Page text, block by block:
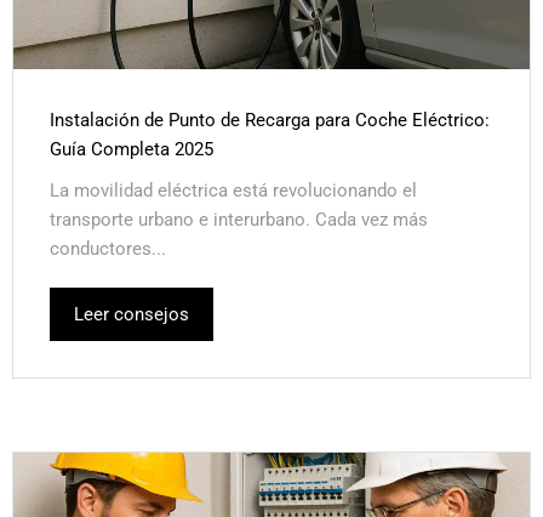
Instalación de Punto de Recarga para Coche Eléctrico:
Guía Completa 2025
La movilidad eléctrica está revolucionando el
transporte urbano e interurbano. Cada vez más
conductores...
Leer consejos